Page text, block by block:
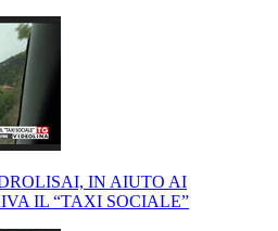
IN AIUTO AI
IL “TAXI SOCIALE”